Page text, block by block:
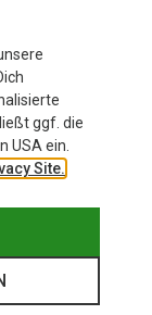
Dann
ggf. die
USA ein.
Site.